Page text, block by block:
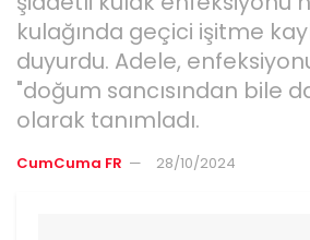
kulağında geçici işitme
duyurdu. Adele,
"doğum sancısından bile
olarak tanımladı.
CumCuma FR 28/10/2024